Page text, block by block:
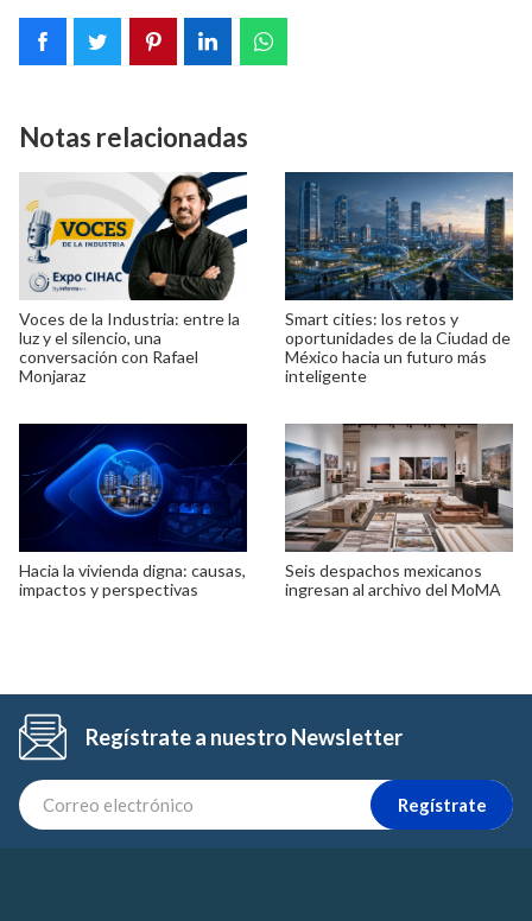
Notas relacionadas
Voces de la Industria: entre la
luz y el silencio, una
conversación con Rafael
Monjaraz
Smart cities: los retos y
oportunidades de la Ciudad de
México hacia un futuro más
inteligente
Hacia la vivienda digna: causas,
impactos y perspectivas
Seis despachos mexicanos
ingresan al archivo del MoMA
Regístrate a nuestro Newsletter
Regístrate